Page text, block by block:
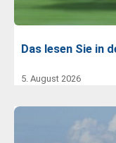
Das lesen Sie in
5. August 2026